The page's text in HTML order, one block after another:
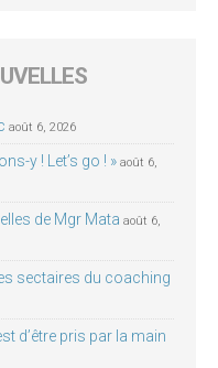
août 6, 2026
y ! Let’s go ! » août 6,
de Mgr Mata août 6,
sectaires du coaching
d’être pris par la main